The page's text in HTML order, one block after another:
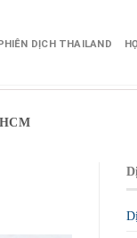
DỊCH THAILAND